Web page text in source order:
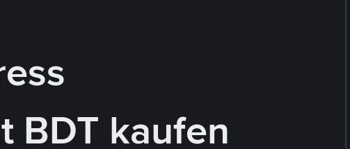
BDT kaufen